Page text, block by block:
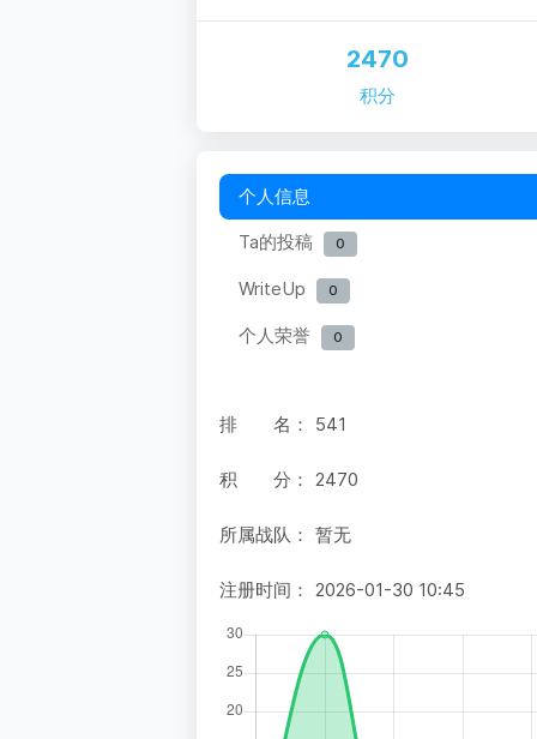
2470
积分
个人信息
Ta的投稿
0
WriteUp 0
个人荣誉 0
排 名： 541
积 分： 2470
所属战队： 暂无
注册时间： 2026-01-30 10:45